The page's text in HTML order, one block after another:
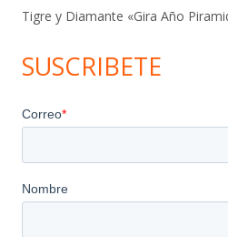
Tigre y Diamante «Gira Año
SUSCRIBETE